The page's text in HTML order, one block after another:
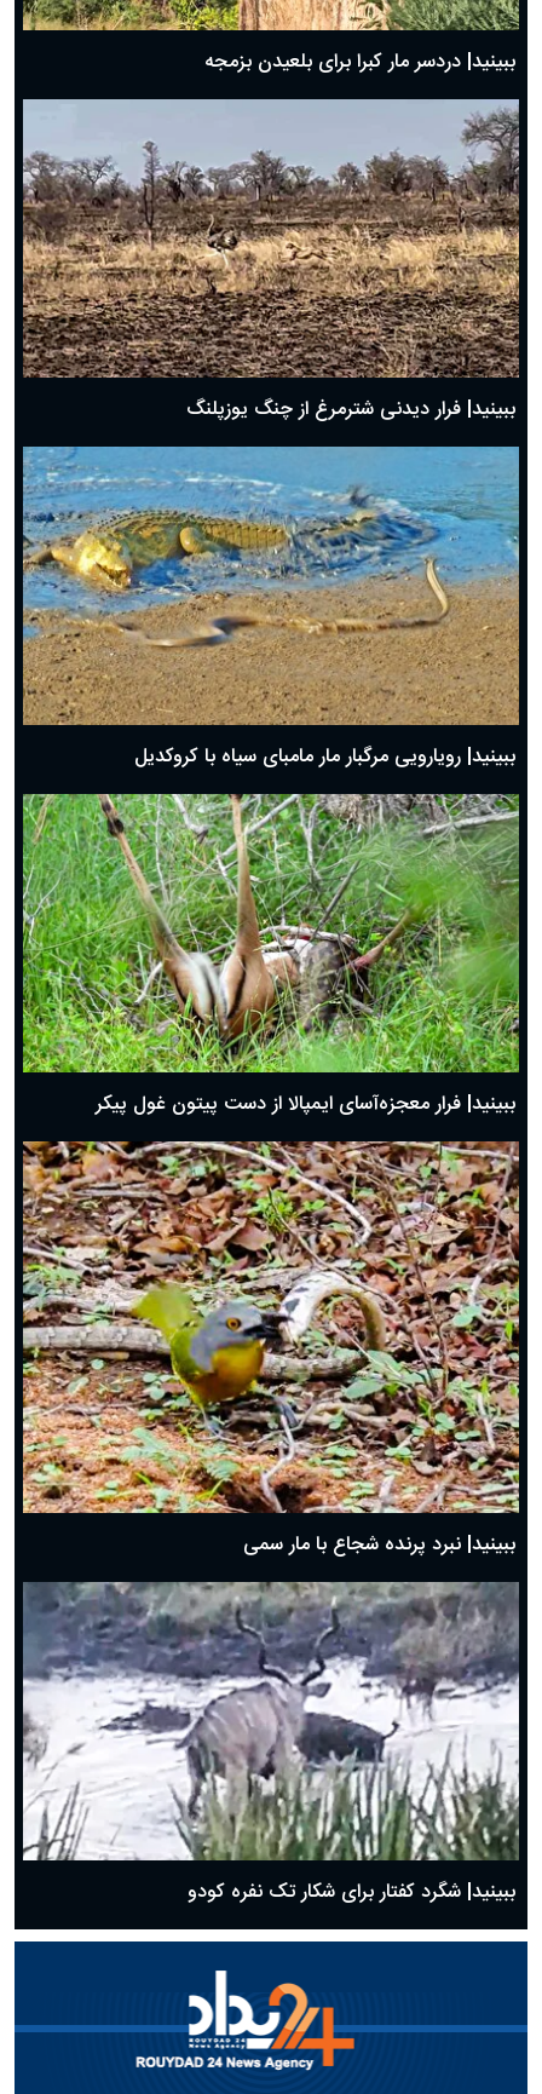
ببینید| دردسر مار کبرا برای بلعیدن بزمجه
ببینید| فرار دیدنی شترمرغ از چنگ یوزپلنگ
ببینید| رویارویی مرگبار مار مامبای سیاه با کروکدیل
ببینید| فرار معجزه‌آسای ایمپالا از دست پیتون غول پیکر
ببینید| نبرد پرنده شجاع با مار سمی
ببینید| شگرد کفتار برای شکار تک نفره کودو